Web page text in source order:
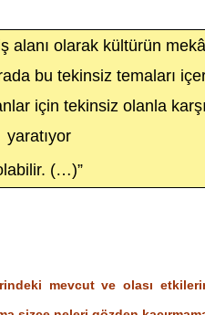
alanı olarak kültürün
bu tekinsiz temaları
için tekinsiz olanla
yaratıyor
(…)”
mevcut ve olası